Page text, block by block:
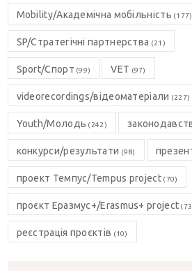
Mobility/Академічна мобільність (177)
SP/Стратегічні партнерства (21)
Sport/Спорт (99) VET (97)
videorecordings/відеоматеріали (227)
Youth/Молодь (242)
конкурси/результати (98)
проект Темпус/Tempus project(70)
проєкт Еразмус+/Erasmus+ project
реєстрація проєктів (10)